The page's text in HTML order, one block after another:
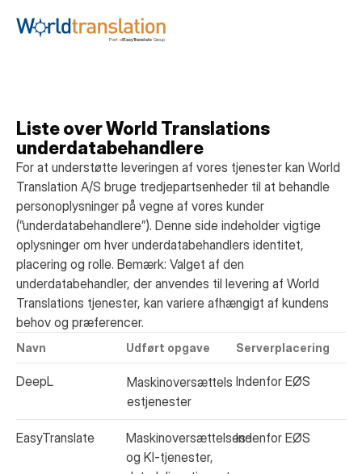
Liste over World Translations
underdatabehandlere
For at understøtte leveringen af vores tjenester kan World
Translation A/S bruge tredjepartsenheder til at behandle
personoplysninger på vegne af vores kunder
(”underdatabehandlere”). Denne side indeholder vigtige
oplysninger om hver underdatabehandlers identitet,
placering og rolle. Bemærk: Valget af den
underdatabehandler, der anvendes til levering af World
Translations tjenester, kan variere afhængigt af kundens
behov og præferencer.
Navn Udført opgave Serverplacering
DeepL
Maskinoversættels
estjenester
Indenfor EØS
EasyTranslate
Maskinoversættelses-
og KI-tjenester,
Indenfor EØS